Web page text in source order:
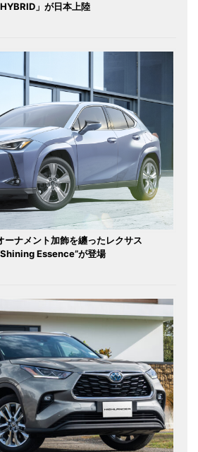
」が日本上陸
ーナメント加飾を纏ったレクサス
Essence”が登場